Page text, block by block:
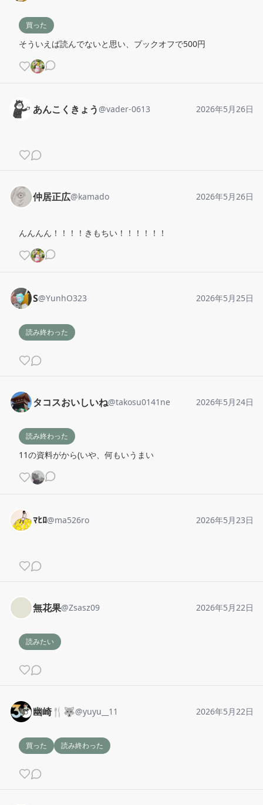
買った
そういえば読んでないと思い、ブックオフで500円
あんこくきょう @vader-0613 2026年5月26日
仲居正広@kamado 2026年5月26日
んんんん！！！！きもちい！！！！！！
S@YunhO323 2026年5月25日
読み終わった
タコスおいしいね@takosu0141ne 2026年5月24日
読み終わった
11の資料がから(いや、何もいうまい
ﾏﾋﾛ@ma526ro 2026年5月23日
無花果@Zsasz09 2026年5月22日
読みたい
幽崎🍴🐺@yuyu__11 2026年5月22日
買った 読み終わった